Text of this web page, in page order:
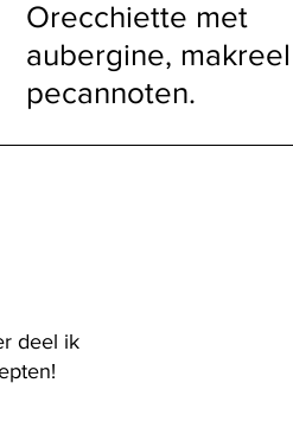
Orecchiette met
aubergine,
pecannoten.
deel ik